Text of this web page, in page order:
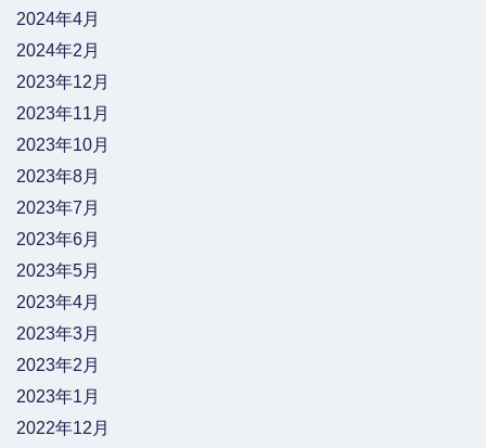
2024年4月
2024年2月
2023年12月
2023年11月
2023年10月
2023年8月
2023年7月
2023年6月
2023年5月
2023年4月
2023年3月
2023年2月
2023年1月
2022年12月